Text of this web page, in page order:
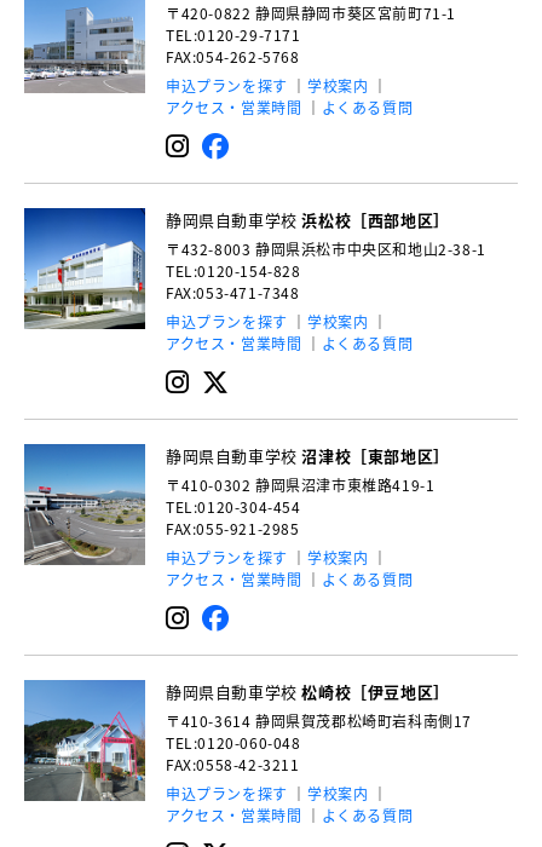
〒420-0822 静岡県静岡市葵区宮前町71-1
TEL:0120-29-7171
FAX:054-262-5768
申込プランを探す
学校案内
アクセス・営業時間
よくある質問
静岡県自動車学校浜松校［西部地区］
〒432-8003 静岡県浜松市中央区和地山2-38-1
TEL:0120-154-828
FAX:053-471-7348
申込プランを探す
学校案内
アクセス・営業時間
よくある質問
静岡県自動車学校沼津校［東部地区］
〒410-0302 静岡県沼津市東椎路419-1
TEL:0120-304-454
FAX:055-921-2985
申込プランを探す
学校案内
アクセス・営業時間
よくある質問
静岡県自動車学校松崎校［伊豆地区］
〒410-3614 静岡県賀茂郡松崎町岩科南側17
TEL:0120-060-048
FAX:0558-42-3211
申込プランを探す
学校案内
アクセス・営業時間
よくある質問